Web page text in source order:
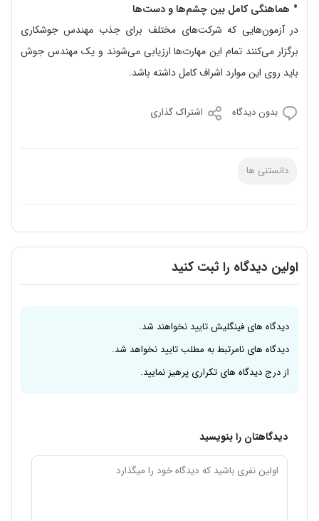
هماهنگی کامل بین چشم‌ها و دست‌ها
در آزمون‌هایی که شرکت‌های مختلف برای جذب مهندس جوشکاری
برگزار می‌کنند تمام این مهارت‌ها ارزیابی می‌شوند و یک مهندس جوش
باید روی این موارد اشراف کامل داشته باشد.
بدون دیدگاه اشتراک گذاری
دانستنی ها
اولین دیدگاه را ثبت کنید
دیدگاه های فینگلیش تایید نخواهند شد.
دیدگاه های نامرتبط به مطلب تایید نخواهد شد.
از درج دیدگاه های تکراری پرهیز نمایید.
دیدگاهتان را بنویسید